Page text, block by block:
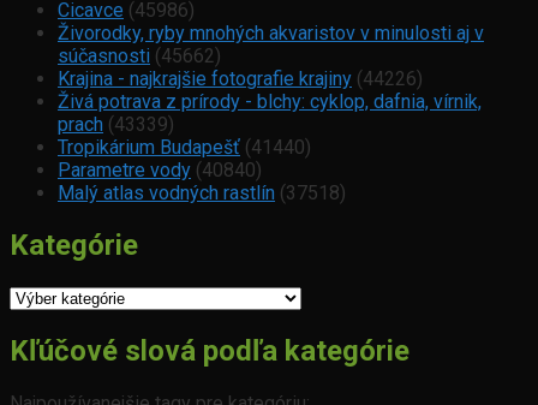
Cicavce (45986)
Živorodky, ryby mnohých akvaristov v minulosti aj v
súčasnosti (45662)
Krajina - najkrajšie fotografie krajiny (44226)
Živá potrava z prírody - blchy: cyklop, dafnia, vírnik,
prach (43339)
Tropikárium Budapešť (41440)
Parametre vody (40840)
Malý atlas vodných rastlín (37518)
Kategórie
Kategórie
Kľúčové slová podľa kategórie